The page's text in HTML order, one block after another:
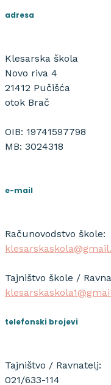
adresa
Klesarska škola
Novo riva 4
21412 Pučišća
otok Brač
OIB: 19741597798
MB: 3024318
e-mail
Računovodstvo škole:
Tajništvo škole /
telefonski brojevi
Tajništvo / Ravnatelj:
021/633-114